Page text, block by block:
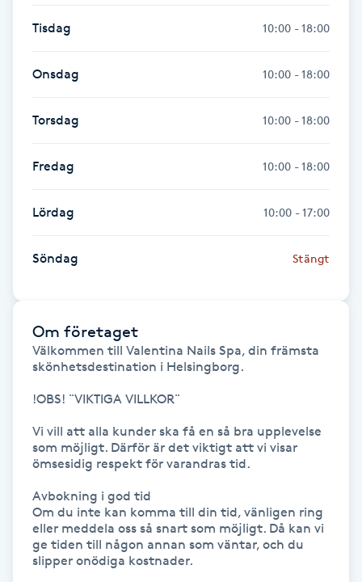
Hot Stone Massage
Hot yoga
Hudföryngring
Huduppstramning
Hudvård
Hyaluronsyra
Hyperhidros
Hypnos
Hårborttagning
Hårbottenbehandling
Hårförlängning
Hårvård
Tisdag 10:00 - 18:00
Onsdag 10:00 - 18:00
Torsdag 10:00 - 18:00
Fredag 10:00 - 18:00
Lördag 10:00 - 17:00
Söndag Stängt
Om företaget
Välkommen till Valentina Nails Spa, din främsta
skönhetsdestination i Helsingborg.
!OBS! ¨VIKTIGA VILLKOR¨
Vi vill att alla kunder ska få en så bra upplevelse
som möjligt. Därför är det viktigt att vi visar
ömsesidig respekt för varandras tid.
Avbokning i god tid
Om du inte kan komma till din tid, vänligen ring
eller meddela oss så snart som möjligt. Då kan vi
ge tiden till någon annan som väntar, och du
slipper onödiga kostnader.